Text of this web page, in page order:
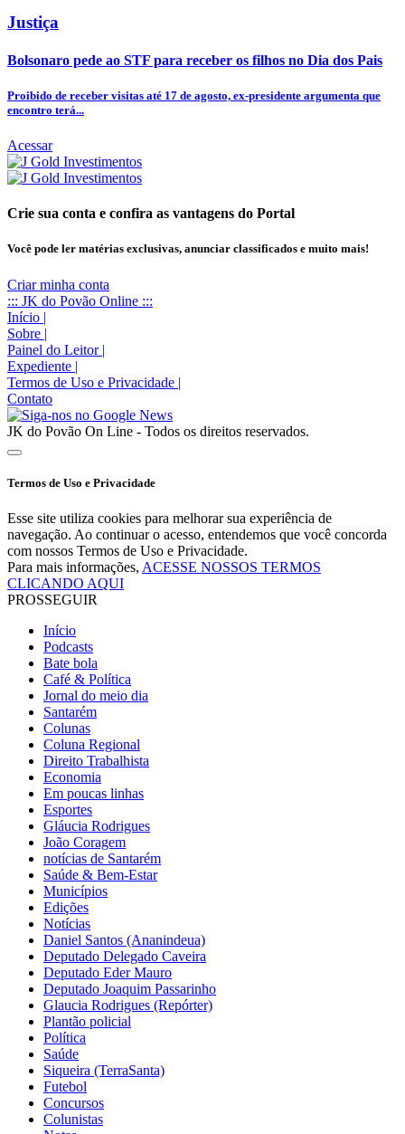
Justiça
Bolsonaro pede ao STF para receber os filhos no Dia dos Pais
Proibido de receber visitas até 17 de agosto, ex-presidente argumenta que
encontro terá...
Acessar
Crie sua conta e confira as vantagens do Portal
Você pode ler matérias exclusivas, anunciar classificados e muito mais!
Criar minha conta
::: JK do Povão Online :::
Início |
Sobre |
Painel do Leitor |
Expediente |
Termos de Uso e Privacidade |
Contato
JK do Povão On Line - Todos os direitos reservados.
Termos de Uso e Privacidade
Esse site utiliza cookies para melhorar sua experiência de
navegação. Ao continuar o acesso, entendemos que você concorda
com nossos Termos de Uso e Privacidade.
Para mais informações, ACESSE NOSSOS TERMOS
CLICANDO AQUI
PROSSEGUIR
Início
Podcasts
Bate bola
Café & Política
Jornal do meio dia
Santarém
Colunas
Coluna Regional
Direito Trabalhista
Economia
Em poucas linhas
Esportes
Gláucia Rodrigues
João Coragem
notícias de Santarém
Saúde & Bem-Estar
Municípios
Edições
Notícias
Daniel Santos (Ananindeua)
Deputado Delegado Caveira
Deputado Eder Mauro
Deputado Joaquim Passarinho
Glaucia Rodrigues (Repórter)
Plantão policial
Política
Saúde
Siqueira (TerraSanta)
Futebol
Concursos
Colunistas